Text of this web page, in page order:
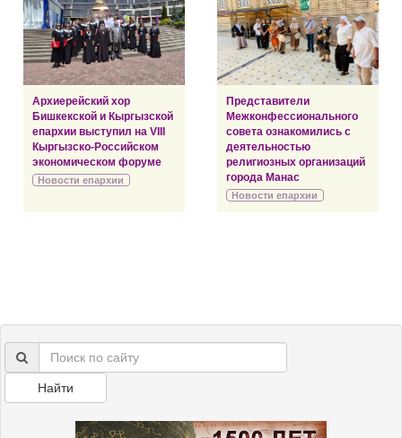
Архиерейский хор
Бишкекской и Кыргызской
епархии выступил на VIII
Кыргызско-Российском
экономическом форуме
Новости епархии
Представители
Межконфессионального
совета ознакомились с
деятельностью
религиозных организаций
города Манас
Новости епархии
Найти